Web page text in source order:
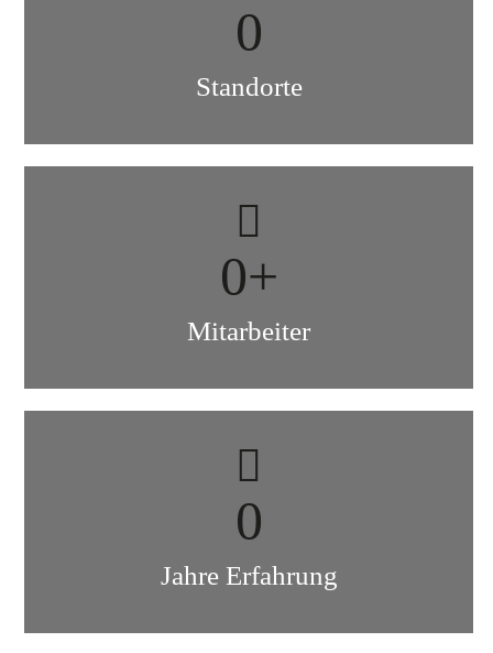
0
Standorte
0+
Mitarbeiter
0
Jahre Erfahrung